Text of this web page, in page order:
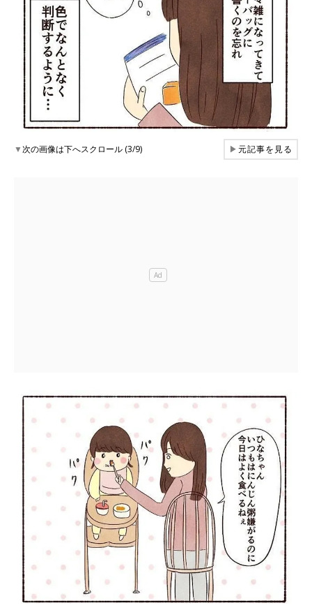
▼次の画像は下へスクロール (3/9) ▶元記事を見る